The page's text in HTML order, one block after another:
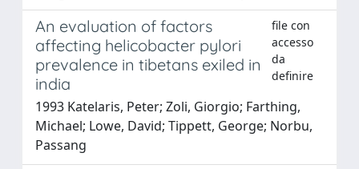
An evaluation of factors
affecting helicobacter pylori
prevalence in tibetans exiled in
india
file con
accesso
da
definire
1993 Katelaris, Peter; Zoli, Giorgio; Farthing,
Michael; Lowe, David; Tippett, George; Norbu,
Passang